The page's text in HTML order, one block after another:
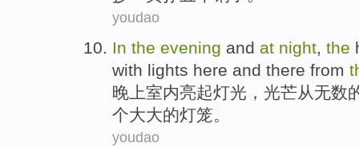
youdao
In the evening and at night, the
with lights here and there from
晚上室内亮起灯光，光芒从无数
个大大的灯笼。
youdao